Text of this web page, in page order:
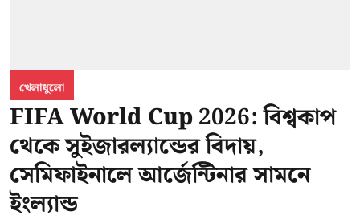
খেলাধুলো
FIFA World Cup 2026: বিশ্বকাপ
থেকে সুইজারল্যান্ডের বিদায়,
সেমিফাইনালে আর্জেন্টিনার সামনে
ইংল্যান্ড